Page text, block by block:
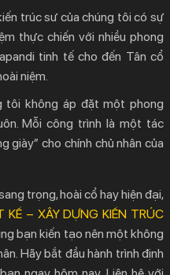
trúc sư của chúng tôi có sự
thực chiến với nhiều phong
tinh tế cho đến Tân cổ
niệm.
tôi không áp đặt mộtphong
Mỗi công trình là một tác
giày” cho chính chủ nhân của
trọng, hoài cổ hay hiện đại,
– XÂY DỰNG KIẾN TRÚC
bạn kiến tạo nên một không
Hãy bắt đầu hành trình định